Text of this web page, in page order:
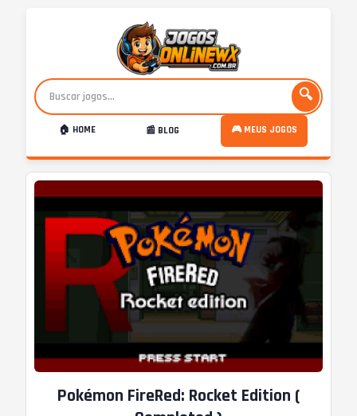
🔍
🏠 HOME 📰 BLOG 🎮 MEUS JOGOS
Pokémon FireRed: Rocket Edition (